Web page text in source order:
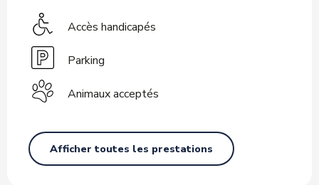
Accès handicapés
Parking
Animaux acceptés
Afficher toutes les prestations